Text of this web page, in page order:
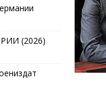
(2026)